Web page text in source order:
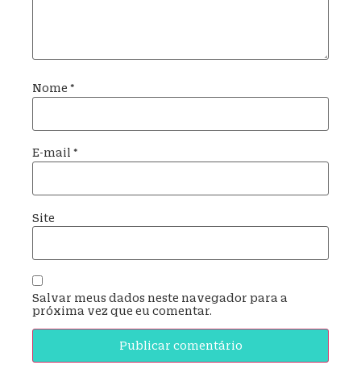
Nome *
E-mail *
Site
Salvar meus dados neste navegador para a
próxima vez que eu comentar.